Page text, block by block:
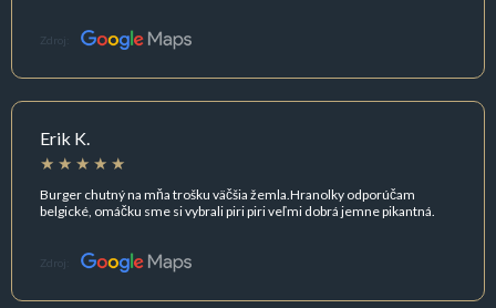
Zdroj:
Erik K.
Burger chutný na mňa trošku väčšia žemla.Hranolky odporúčam
belgické, omáčku sme si vybrali piri piri veľmi dobrá jemne pikantná.
Zdroj: